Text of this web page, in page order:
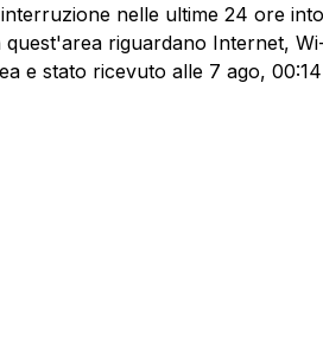
nelle ultime 24 ore
riguardano Internet,
e stato ricevuto alle 7 ago, 00:14